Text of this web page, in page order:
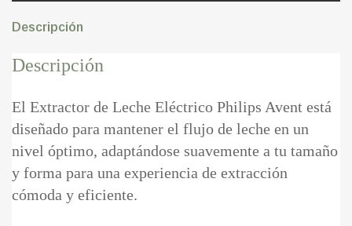
Descripción
Descripción
El Extractor de Leche Eléctrico Philips Avent está
diseñado para mantener el flujo de leche en un
nivel óptimo, adaptándose suavemente a tu tamaño
y forma para una experiencia de extracción
cómoda y eficiente.